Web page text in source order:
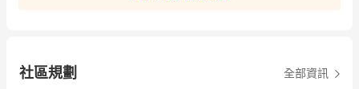
社區規劃 全部資訊